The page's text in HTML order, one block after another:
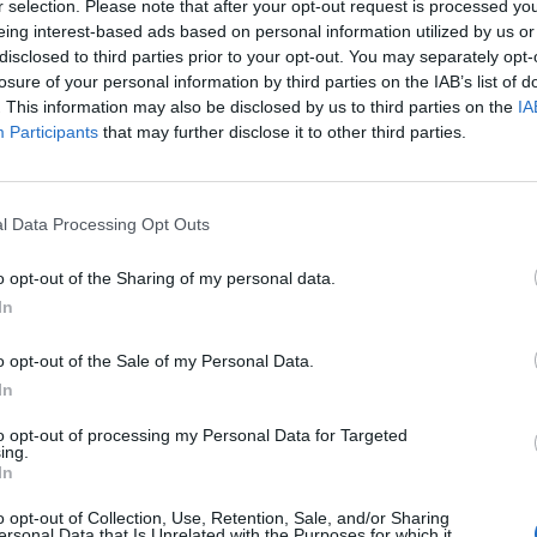
selection. Please note that after your opt-out request is processed
interest-based ads based on personal information utilized by us
to third parties prior to your opt-out. You may separately
of your personal information by third parties on the IAB’s list of
This information may also be disclosed by us to third parties on the
Participants that may further disclose it to other third parties.
Data Processing Opt Outs
opt-out of the Sharing of my personal data.
opt-out of the Sale of my Personal Data.
opt-out of processing my Personal Data for Targeted
opt-out of Collection, Use, Retention, Sale, and/or Sharing
már 67 százalék volt, ami mintegy 5,6 millió
mobilinternet létezik, hanem a
is igénybe lehet venni. A
4 és 8 százalék között ingadozott a
6,3 millió 14 éves vagy idősebb ember
azaz 28 százalékról 9 százalékra esett
de helyhez kötött internetet
- írták.
a mobiltelefonjukon, a legtöbben (40
internet. 37 százalékuk mondta azt, hogy nincs rá
nem alkalmas az internetezésre. Ez alapján
tovább fog bővülni a mobilon internetezők tábora.